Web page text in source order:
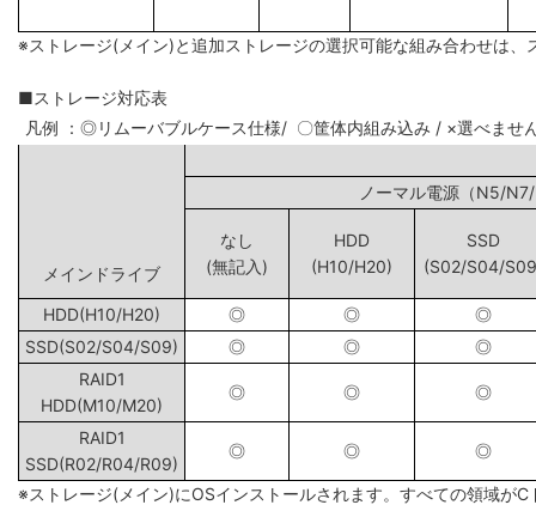
※ストレージ(メイン)と追加ストレージの選択可能な組み合わせは、
■ストレージ対応表
凡例 ：◎リムーバブルケース仕様/ 〇筐体内組み込み / ×選べませ
メインドライブ
ノーマル電源（
なし
(無記入)
HDD
(H10/H20)
SSD
(S02/S04/
HDD(H10/H20) ◎ ◎
◎
SSD(S02/S04/S09)
◎ ◎
◎
RAID1
HDD(M10/M20)
◎ ◎ ◎
RAID1
SSD(R02/R04/R09)
◎ ◎ ◎
※ストレージ(メイン)にOSインストールされます。すべての領域がC